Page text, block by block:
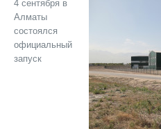
4 сентября в
Алматы
состоялся
официальный
запуск